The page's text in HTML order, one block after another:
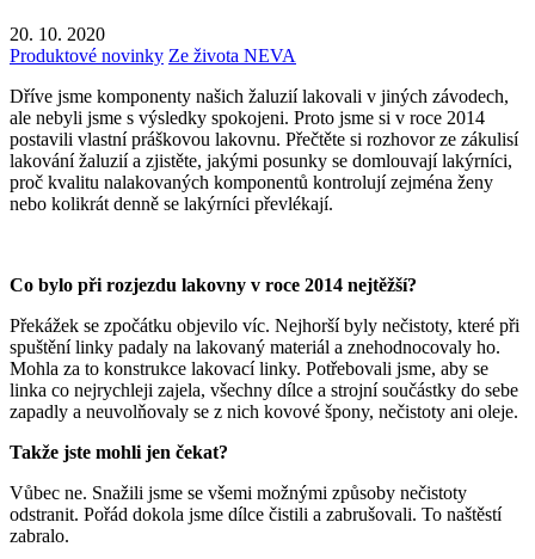
20. 10. 2020
Produktové novinky Ze života NEVA
Dříve jsme komponenty našich žaluzií lakovali v jiných závodech,
ale nebyli jsme s výsledky spokojeni. Proto jsme si v roce 2014
postavili vlastní práškovou lakovnu. Přečtěte si rozhovor ze zákulisí
lakování žaluzií a zjistěte, jakými posunky se domlouvají lakýrníci,
proč kvalitu nalakovaných komponentů kontrolují zejména ženy
nebo kolikrát denně se lakýrníci převlékají.
Co bylo při rozjezdu lakovny v roce 2014 nejtěžší?
Překážek se zpočátku objevilo víc. Nejhorší byly nečistoty, které při
spuštění linky padaly na lakovaný materiál a znehodnocovaly ho.
Mohla za to konstrukce lakovací linky. Potřebovali jsme, aby se
linka co nejrychleji zajela, všechny dílce a strojní součástky do sebe
zapadly a neuvolňovaly se z nich kovové špony, nečistoty ani oleje.
Takže jste mohli jen čekat?
Vůbec ne. Snažili jsme se všemi možnými způsoby nečistoty
odstranit. Pořád dokola jsme dílce čistili a zabrušovali. To naštěstí
zabralo.